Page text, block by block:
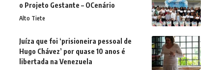
o Projeto Gestante – OCenário
Alto Tiete
Juíza que foi ‘prisioneira pessoal de
Hugo Chávez’ por quase 10 anos é
libertada na Venezuela